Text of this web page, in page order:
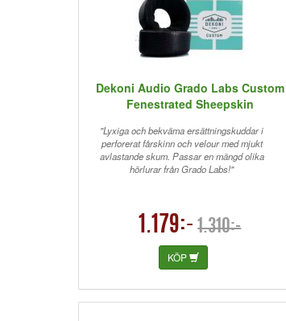
Dekoni Audio Grado Labs Custom
Fenestrated Sheepskin
"Lyxiga och bekväma ersättningskuddar i
perforerat fårskinn och velour med mjukt
avlastande skum. Passar en mängd olika
hörlurar från Grado Labs!"
1.179:- 1.310:-
KÖP